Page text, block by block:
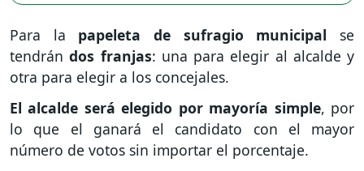
Para la papeleta de sufragio municipal se
tendrán dos franjas: una para elegir al alcalde y
otra para elegir a los concejales.
El alcalde será elegido por mayoría simple, por
lo que el ganará el candidato con el mayor
número de votos sin importar el porcentaje.